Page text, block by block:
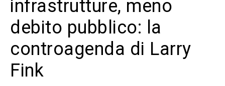
infrastrutture, meno
debito pubblico: la
controagenda di Larry
Fink